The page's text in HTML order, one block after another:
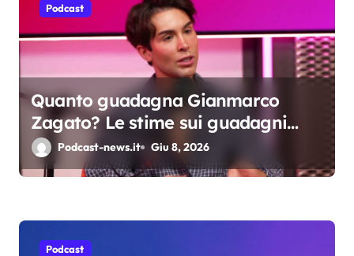
a
r
t
c
l
Podcast
Quanto guadagna Gianmarco
Zagato? Le stime sui guadagni
dello youtuber da oltre 2 milioni di
iscritti
Podcast-news.it Giu 8, 2026
Podcast